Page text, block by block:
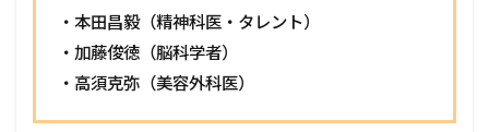
・本田昌毅（精神科医・タレント）
・加藤俊徳（脳科学者）
・高須克弥（美容外科医）